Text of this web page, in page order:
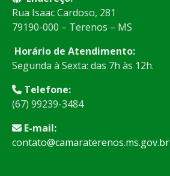
Rua Isaac Cardoso, 281
79190-000 – Terenos – MS
Horário de Atendimento:
Segunda à Sexta: das 7h às 12h.
Telefone:
(67) 99239-3484
E-mail:
contato@camaraterenos.ms.gov.br